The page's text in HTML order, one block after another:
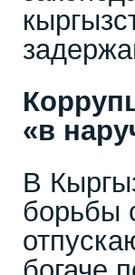
«в
В
борьбы